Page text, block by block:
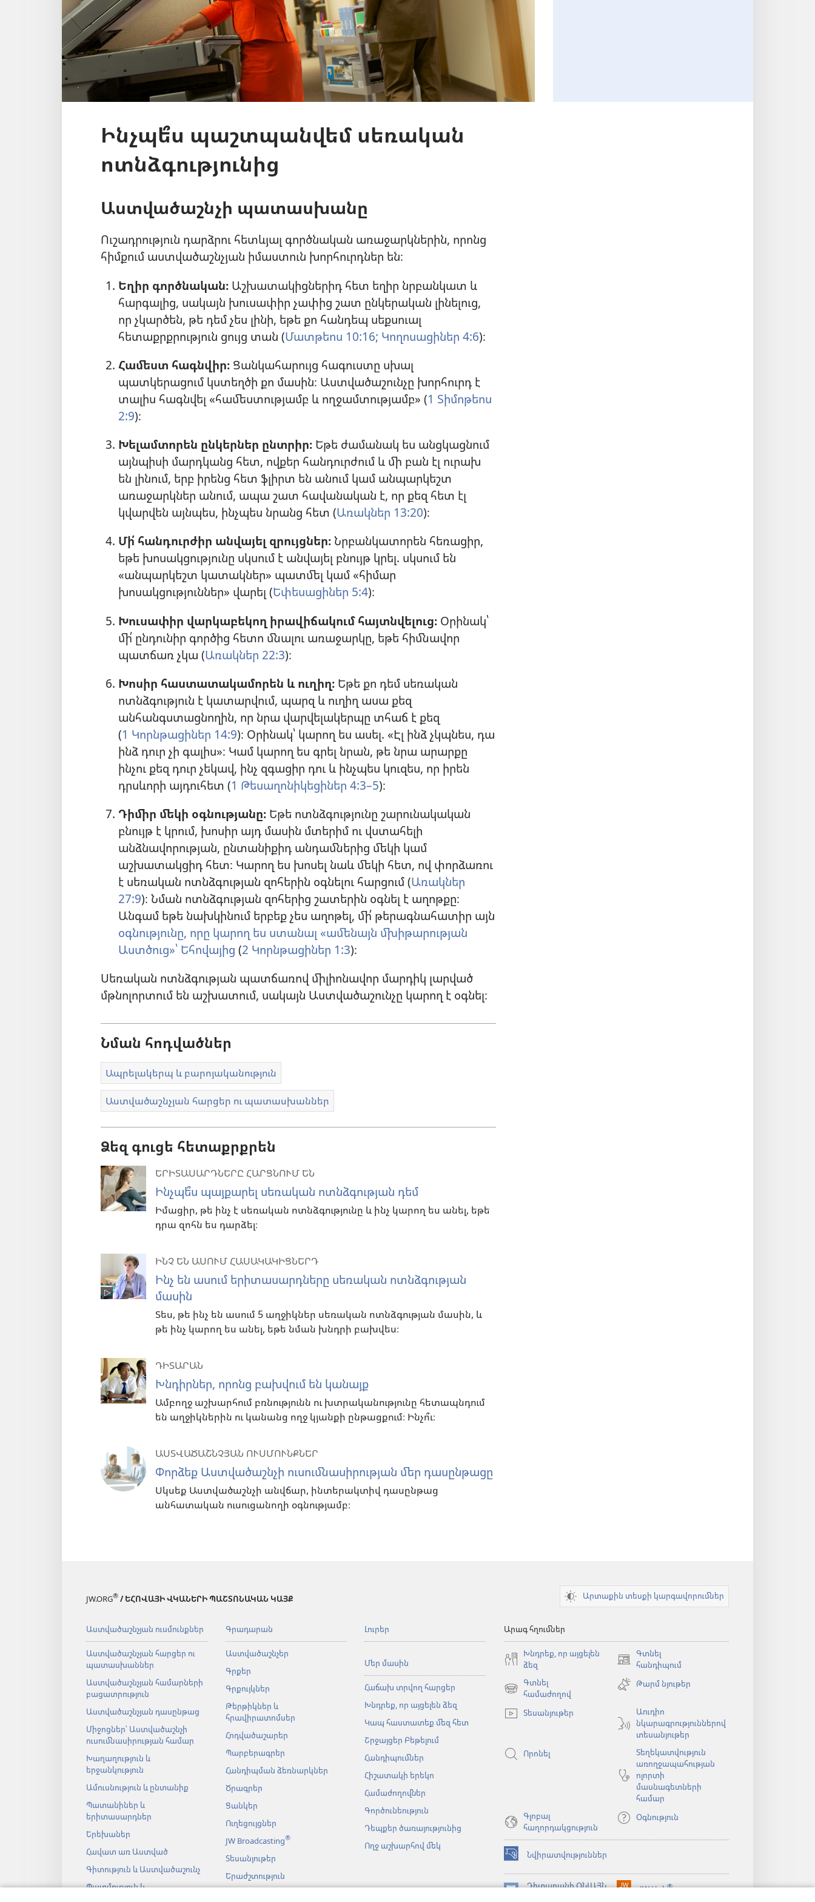
Ինչպե՞ս պաշտպանվեմ սեռական
ոտնձգությունից
Աստվածաշնչի պատասխանը
Ուշադրություն դարձրու հետևյալ գործնական առաջարկներին, որոնց
հիմքում աստվածաշնչյան իմաստուն խորհուրդներ են։
Եղիր գործնական։Աշխատակիցներիդ հետ եղիր նրբանկատ և
հարգալից, սակայն խուսափիր չափից շատ ընկերական լինելուց,
որ չկարծեն, թե դեմ չես լինի, եթե քո հանդեպ սեքսուալ
հետաքրքրություն ցույց տան (Մատթեոս 10:16; Կողոսացիներ 4:6)։
Համեստ հագնվիր։Ցանկահարույց հագուստը սխալ
պատկերացում կստեղծի քո մասին։ Աստվածաշունչը խորհուրդ է
տալիս հագնվել «համեստությամբ և ողջամտությամբ» (1 Տիմոթեոս
2:9)։
Խելամտորեն ընկերներ ընտրիր։Եթե ժամանակ ես անցկացնում
այնպիսի մարդկանց հետ, ովքեր հանդուրժում և մի բան էլ ուրախ
են լինում, երբ իրենց հետ ֆլիրտ են անում կամ անպարկեշտ
առաջարկներ անում, ապա շատ հավանական է, որ քեզ հետ էլ
կվարվեն այնպես, ինչպես նրանց հետ (Առակներ 13:20)։
Մի՛ հանդուրժիր անվայել զրույցներ։Նրբանկատորեն հեռացիր,
եթե խոսակցությունը սկսում է անվայել բնույթ կրել. սկսում են
«անպարկեշտ կատակներ» պատմել կամ «հիմար
խոսակցություններ» վարել (Եփեսացիներ 5:4)։
Խուսափիր վարկաբեկող իրավիճակում հայտնվելուց։Օրինակ՝
մի՛ ընդունիր գործից հետո մնալու առաջարկը, եթե հիմնավոր
պատճառ չկա (Առակներ 22:3)։
Խոսիր հաստատակամորեն և ուղիղ։Եթե քո դեմ սեռական
ոտնձգություն է կատարվում, պարզ և ուղիղ ասա քեզ
անհանգստացնողին, որ նրա վարվելակերպը տհաճ է քեզ
(1 Կորնթացիներ 14:9)։ Օրինակ՝ կարող ես ասել. «Էլ ինձ չկպնես, դա
ինձ դուր չի գալիս»։ Կամ կարող ես գրել նրան, թե նրա արարքը
ինչու քեզ դուր չեկավ, ինչ զգացիր դու և ինչպես կուզես, որ իրեն
դրսևորի այդուհետ (1 Թեսաղոնիկեցիներ 4:3–5)։
Դիմիր մեկի օգնությանը։Եթե ոտնձգությունը շարունակական
բնույթ է կրում, խոսիր այդ մասին մտերիմ ու վստահելի
անձնավորության, ընտանիքիդ անդամներից մեկի կամ
աշխատակցիդ հետ։ Կարող ես խոսել նաև մեկի հետ, ով փորձառու
է սեռական ոտնձգության զոհերին օգնելու հարցում (Առակներ
27:9)։ Նման ոտնձգության զոհերից շատերին օգնել է աղոթքը։
Անգամ եթե նախկինում երբեք չես աղոթել, մի՛ թերագնահատիր այն
օգնությունը, որը կարող ես ստանալ «ամենայն մխիթարության
Աստծուց»՝ Եհովայից (2 Կորնթացիներ 1:3)։
Սեռական ոտնձգության պատճառով միլիոնավոր մարդիկ լարված
մթնոլորտում են աշխատում, սակայն Աստվածաշունչը կարող է օգնել։
Նման հոդվածներ
Ապրելակերպ և բարոյականություն
Աստվածաշնչյան հարցեր ու պատասխաններ
Ձեզ գուցե հետաքրքրեն
ԵՐԻՏԱՍԱՐԴՆԵՐԸ ՀԱՐՑՆՈՒՄ ԵՆ
Ինչպե՞ս պայքարել սեռական ոտնձգության դեմ
Իմացիր, թե ինչ է սեռական ոտնձգությունը և ինչ կարող ես անել, եթե
դրա զոհն ես դարձել։
ԻՆՉ ԵՆ ԱՍՈՒՄ ՀԱՍԱԿԱԿԻՑՆԵՐԴ
Ինչ են ասում երիտասարդները սեռական ոտնձգության
մասին
Տես, թե ինչ են ասում 5 աղջիկներ սեռական ոտնձգության մասին, և
թե ինչ կարող ես անել, եթե նման խնդրի բախվես։
ԴԻՏԱՐԱՆ
Խնդիրներ, որոնց բախվում են կանայք
Ամբողջ աշխարհում բռնությունն ու խտրականությունը հետապնդում
են աղջիկներին ու կանանց ողջ կյանքի ընթացքում։ Ինչո՞ւ։
ԱՍՏՎԱԾԱՇՆՉՅԱՆ ՈՒՍՄՈՒՆՔՆԵՐ
Փորձեք Աստվածաշնչի ուսումնասիրության մեր դասընթացը
Սկսեք Աստվածաշնչի անվճար, ինտերակտիվ դասընթաց
անհատական ուսուցանողի օգնությամբ։
JW.ORG® / ԵՀՈՎԱՅԻ ՎԿԱՆԵՐԻ ՊԱՇՏՈՆԱԿԱՆ ԿԱՅՔ Արտաքին տեսքի կարգավորումներ
Աստվածաշնչյան ուսմունքներ
Աստվածաշնչյան հարցեր ու
պատասխաններ
Աստվածաշնչյան համարների
բացատրություն
Աստվածաշնչյան դասընթաց
Միջոցներ՝ Աստվածաշնչի
ուսումնասիրության համար
Խաղաղություն և
երջանկություն
Ամուսնություն և ընտանիք
Պատանիներ և
երիտասարդներ
Երեխաներ
Հավատ առ Աստված
Գիտություն և Աստվածաշունչ
Պատմություն և
Գրադարան
Աստվածաշնչեր
Գրքեր
Գրքույկներ
Թերթիկներ և
հրավիրատոմսեր
Հոդվածաշարեր
Պարբերագրեր
Հանդիպման ձեռնարկներ
Ծրագրեր
Ցանկեր
Ուղեցույցներ
JW Broadcasting®
Տեսանյութեր
Երաժշտություն
Լուրեր
Մեր մասին
Հաճախ տրվող հարցեր
Խնդրեք, որ այցելեն ձեզ
Կապ հաստատեք մեզ հետ
Շրջայցեր Բեթելում
Հանդիպումներ
Հիշատակի երեկո
Համաժողովներ
Գործունեություն
Դեպքեր ծառայությունից
Ողջ աշխարհով մեկ
Արագ հղումներ
Խնդրեք, որ այցելեն
ձեզ
Գտնել
հանդիպում
(բացվում
նոր
Գտնել
համաժողով
(բացվում
նոր
Թարմ նյութեր
Տեսանյութեր
Աուդիո
նկարագրություններով
տեսանյութեր
Որոնել
Տեղեկատվություն
առողջապահության
ոլորտի
մասնագետների
համար
Գլոբալ
հաղորդակցություն
Օգնություն
Նվիրատվություններ
(բացվում
է
նոր
Դիտարանի ՕՆԼԱՅՆ
JW Hub®